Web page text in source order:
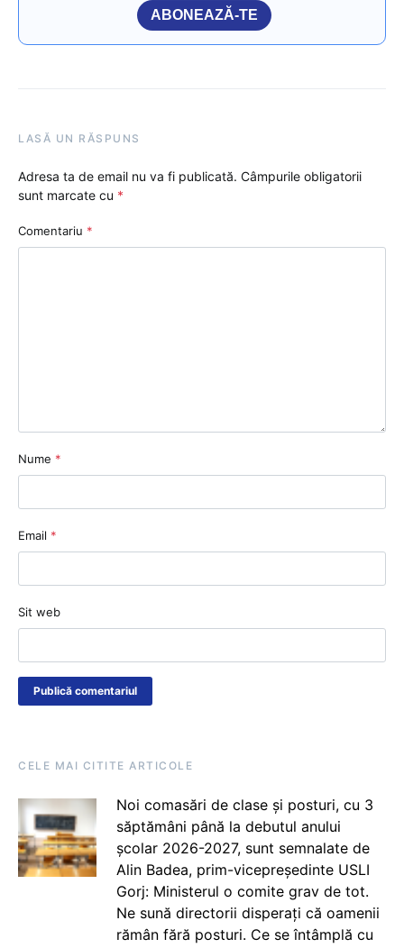
ABONEAZĂ-TE
LASĂ UN RĂSPUNS
Adresa ta de email nu va fi publicată. Câmpurile obligatorii
sunt marcate cu *
Comentariu *
Nume *
Email *
Sit web
CELE MAI CITITE ARTICOLE
Noi comasări de clase și posturi, cu 3
săptămâni până la debutul anului
școlar 2026-2027, sunt semnalate de
Alin Badea, prim-vicepreședinte USLI
Gorj: Ministerul o comite grav de tot.
Ne sună directorii disperați că oamenii
rămân fără posturi. Ce se întâmplă cu